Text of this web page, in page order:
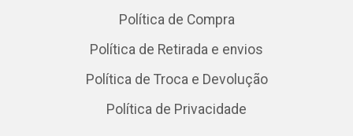
Política de Compra
Política de Retirada e envios
Política de Troca e Devolução
Política de Privacidade